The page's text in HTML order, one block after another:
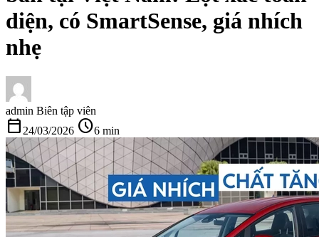
diện, có SmartSense, giá nhích
nhẹ
admin Biên tập viên
calendar_today 24/03/2026 schedule6 min